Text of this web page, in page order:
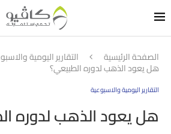
الصفحة الرئيسية التقارير اليومية
هل يعود الذهب لدوره الطبيعي؟
التقارير اليومية والاسبوعية
هل يعود الذهب لدوره